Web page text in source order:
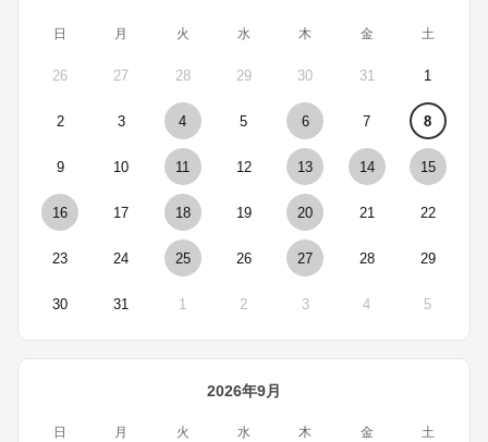
日 月 火 水 木 金 土
26 27 28 29 30 31 1
2 3 4 5 6 7 8
9 10 11 12 13 14 15
16 17 18 19 20 21 22
23 24 25 26 27 28 29
30 31 1 2 3 4 5
2026年9月
日 月 火 水 木 金 土